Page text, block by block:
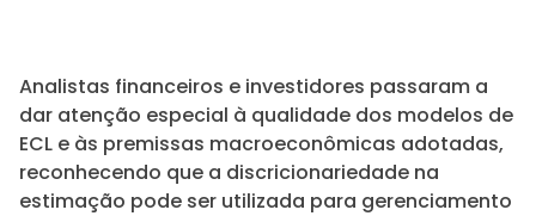
Analistas financeiros e investidores passaram a
dar atenção especial à qualidade dos modelos de
ECL e às premissas macroeconômicas adotadas,
reconhecendo que a discricionariedade na
estimação pode ser utilizada para gerenciamento